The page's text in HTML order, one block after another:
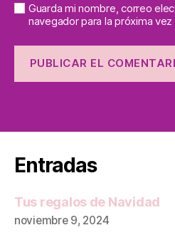
Guarda mi nombre, correo
navegador para la próxima
Entradas
Tus regalos de Navidad
noviembre 9, 2024